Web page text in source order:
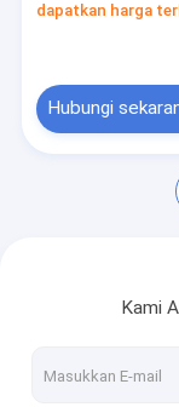
Kasus
Permintaan
Tombol
kain renda
Hijau Dan
dapatkan harga
Hubungi
Kami